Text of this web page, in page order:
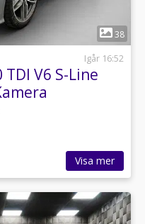
38
Igår 16:52
V6 S-Line
Visa mer